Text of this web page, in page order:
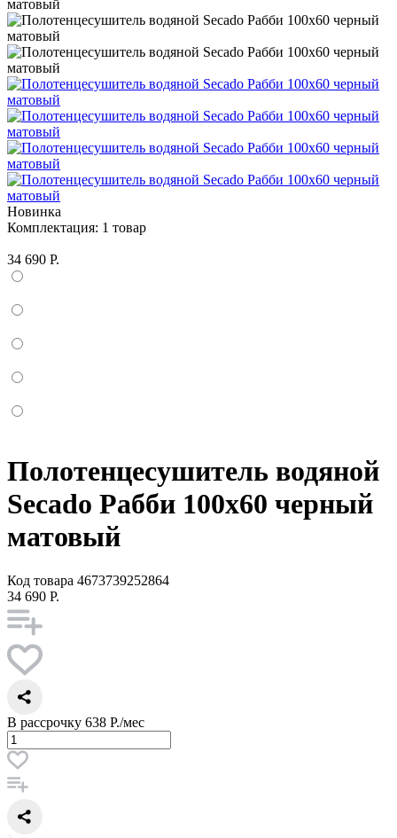
Новинка
Комплектация: 1 товар
34 690 Р.
Полотенцесушитель водяной
Secado Рабби 100x60 черный
матовый
Код товара 4673739252864
34 690 Р.
В рассрочку 638 Р./мес